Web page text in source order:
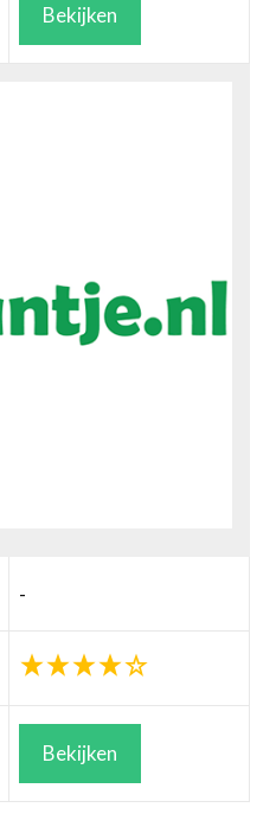
Bekijken
-
Bekijken